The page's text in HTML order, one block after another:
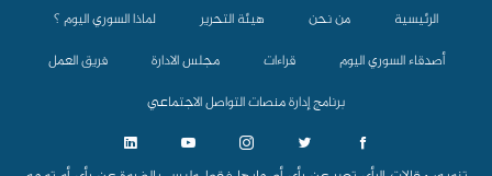
الرئيسية من نحن هيئة التحرير
لماذا السوري اليوم ؟
أصدقاء السوري اليوم
قراءات مجلس الادارة
فريق العمل
برنامج إدارة منصات التواصل الاجتماعي